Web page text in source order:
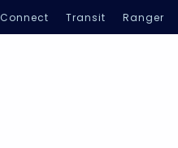
Connect Transit Ranger